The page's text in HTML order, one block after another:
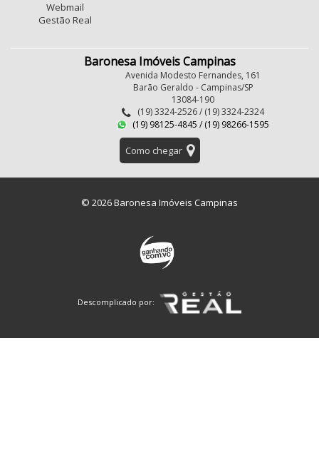
Webmail
Gestão Real
Baronesa Imóveis Campinas
Avenida Modesto Fernandes, 161
Barão Geraldo - Campinas/SP
13084-190
(19) 3324-2526 / (19) 3324-2324
(19) 98125-4845 / (19) 98266-1595
Como chegar
© 2026 Baronesa Imóveis Campinas
Descomplicado por: